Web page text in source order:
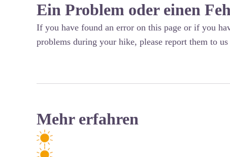
Ein Problem oder einen
If you have found an error on this page or if you
problems during your hike, please report them to us
Mehr erfahren